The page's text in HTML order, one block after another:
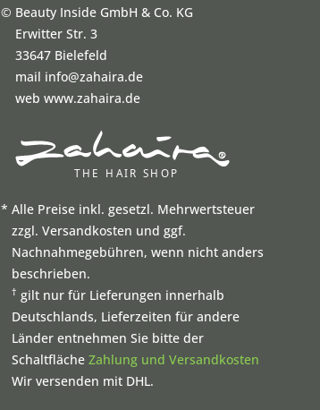
© Beauty Inside GmbH & Co. KG
Erwitter Str. 3
33647 Bielefeld
mail info@zahaira.de
web www.zahaira.de
* Alle Preise inkl. gesetzl. Mehrwertsteuer
zzgl. Versandkosten und ggf.
Nachnahmegebühren, wenn nicht anders
beschrieben.
† gilt nur für Lieferungen innerhalb
Deutschlands, Lieferzeiten für andere
Länder entnehmen Sie bitte der
Schaltfläche Zahlung und Versandkosten
Wir versenden mit DHL.